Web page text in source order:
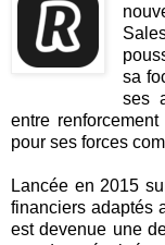
sa
ses
entre
pour ses forces
Lancée en 2015
financiers adaptés
est devenue une